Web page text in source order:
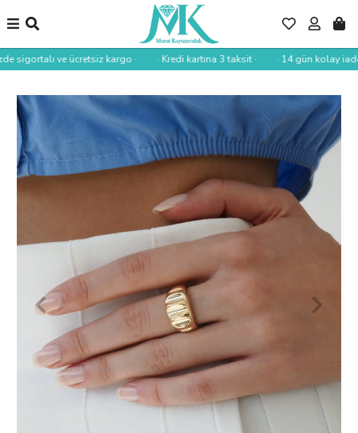
sigortalı ve ücretsiz kargo · · Kredi kartına 3 taksit · · 14 gün kolay iade ·